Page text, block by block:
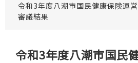
令和3年度八潮市国民健康保険運
審議結果
令和3年度八潮市国民